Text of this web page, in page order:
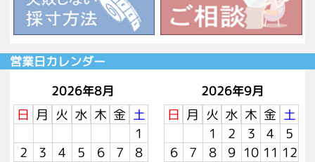
営業日カレンダー
2026年8月
日 月 火 水 木 金 土
1
2
3 4 5 6 7
8
2026年9月
日 月 火 水 木 金 土
1
2 3 4
5
6
7 8 9 10 11 12